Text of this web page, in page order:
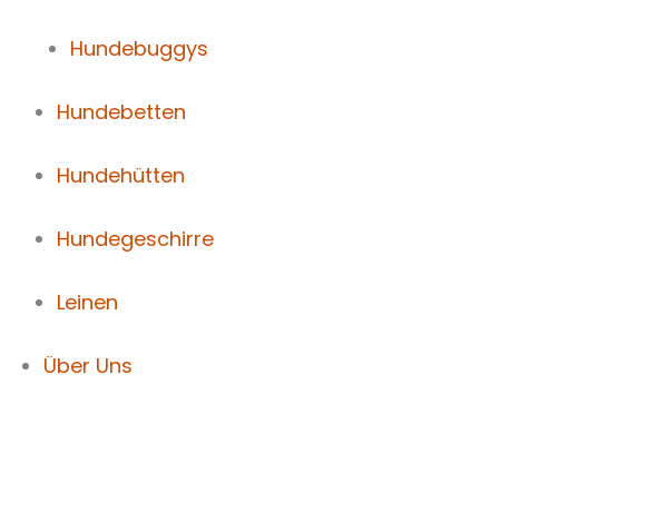
Hundebuggys
Hundebetten
Hundehütten
Hundegeschirre
Leinen
Über Uns